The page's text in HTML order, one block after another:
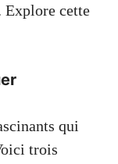
Explore cette
qui
trois